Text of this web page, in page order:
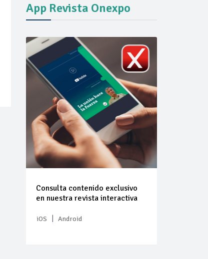
mercado
App Revista Onexpo
Consulta contenido exclusivo
en nuestra revista interactiva
iOS | Android